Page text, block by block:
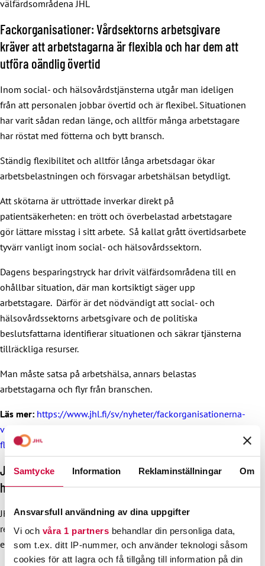
Samtycke Information Reklaminställningar Om
Ansvarsfull användning av dina uppgifter
Vi och våra 1 partners behandlar din personliga data,
som t.ex. ditt IP-nummer, och använder teknologi såsom
cookies för att lagra och få tillgång till information på din
välfärdsområdena JHL
Fackorganisationer: Vårdsektorns arbetsgivare
kräver att arbetstagarna är flexibla och har dem att
utföra oändlig övertid
Inom social- och hälsovårdstjänsterna utgår man ideligen
från att personalen jobbar övertid och är flexibel. Situationen
har varit sådan redan länge, och alltför många arbetstagare
har röstat med fötterna och bytt bransch.
Ständig flexibilitet och alltför långa arbetsdagar ökar
arbetsbelastningen och försvagar arbetshälsan betydligt.
Att skötarna är uttröttade inverkar direkt på
patientsäkerheten: en trött och överbelastad arbetstagare
gör lättare misstag i sitt arbete. Så kallat grått övertidsarbete
tyvärr vanligt inom social- och hälsovårdssektorn.
Dagens besparingstryck har drivit välfärdsområdena till en
ohållbar situation, där man kortsiktigt säger upp
arbetstagare. Därför är det nödvändigt att social- och
hälsovårdssektorns arbetsgivare och de politiska
beslutsfattarna identifierar situationen och säkrar tjänsterna
tillräckliga resurser.
Man måste satsa på arbetshälsa, annars belastas
arbetstagarna och flyr från branschen.
Läs mer: https://www.jhl.fi/sv/nyheter/fackorganisationerna-
vardsektorns-arbetsgivare-kraver-att-arbetstagarna-ar-
flexibla-och-har-dem-att-utfora-oandlig-overtid/
JHL publicerade kommunmätare: Helsingfors fick
högsta poäng, silver och brons gick till Lappland
JHL har skapat en kommunmätare för att följa kommunernas
regionala utveckling inom många delområden, bland annat
ekonomi och arbetsliv. Mätaren publiceras på finska.